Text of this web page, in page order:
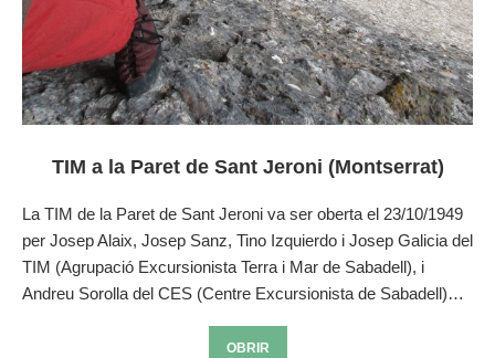
TIM a la Paret de Sant Jeroni (Montserrat)
La TIM de la Paret de Sant Jeroni va ser oberta el 23/10/1949
per Josep Alaix, Josep Sanz, Tino Izquierdo i Josep Galicia del
TIM (Agrupació Excursionista Terra i Mar de Sabadell), i
Andreu Sorolla del CES (Centre Excursionista de Sabadell)…
OBRIR